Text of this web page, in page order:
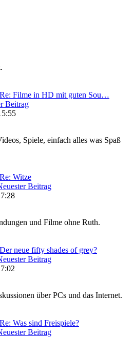
Re: Filme in HD mit guten Sou…
Beitrag
Spiele, einfach alles was Spaß
Re: Witze
Beitrag
und Filme ohne Ruth.
Der neue fifty shades of grey?
Beitrag
über PCs und das Internet.
Re: Was sind Freispiele?
Beitrag